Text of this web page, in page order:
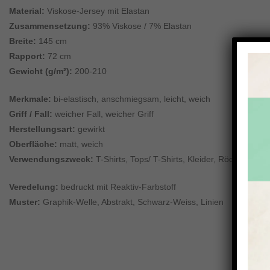
Material: Viskose-Jersey mit Elastan
Zusammensetzung: 93% Viskose / 7% Elastan
Breite: 145 cm
Rapport: 72 cm
Gewicht (g/m²): 200-210
Merkmale: bi-elastisch, anschmiegsam, leicht, weich
Griff / Fall: weicher Fall, weicher Griff
Herstellungsart: gewirkt
Oberfläche: matt, weich
Verwendungszweck: T-Shirts, Tops/ T-Shirts, Kleider, Röcke
Veredelung: bedruckt mit Reaktiv-Farbstoff
Muster: Graphik-Welle, Abstrakt, Schwarz-Weiss, Linien